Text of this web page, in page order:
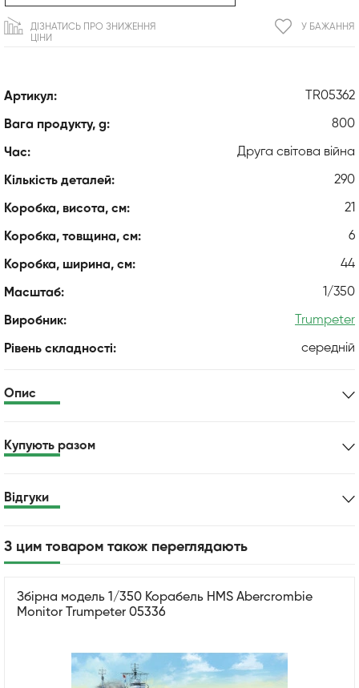
Артикул: TR05362
Вага продукту, g: 800
Час: Друга світова війна
Кількість деталей: 290
Коробка, висота, см: 21
Коробка, товщина, см: 6
Коробка, ширина, см: 44
Масштаб: 1/350
Виробник: Trumpeter
Рівень складності: середній
У БАЖАННЯ
ДІЗНАТИСЬ ПРО ЗНИЖЕННЯ
ЦІНИ
Опис
Купують разом
Відгуки
З цим товаром також переглядають
Збірна модель 1/350 Корабель HMS Abercrombie
Monitor Trumpeter 05336